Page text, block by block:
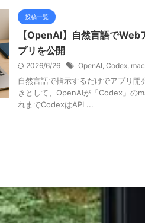
投稿一覧
【OpenAI】自然言語で
プリを公開
2026/6/26 OpenAI, Codex,
自然言語で指示するだけでアプリ
きとして、OpenAIが「Codex」の
れまでCodexはAPI ...